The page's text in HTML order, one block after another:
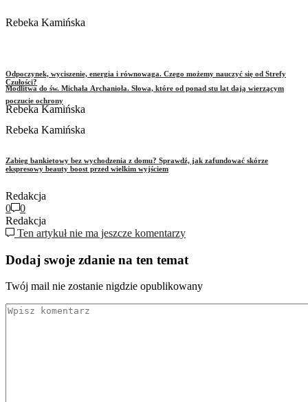
Modlitwa do św. Michała Archanioła. Słowa, które od ponad stu lat dają wierzącym
poczucie ochrony
Rebeka Kamińska
Rebeka Kamińska
Odpoczynek, wyciszenie, energia i równowaga. Czego możemy nauczyć się od Strefy
Czułości?
Rebeka Kamińska
Zabieg bankietowy bez wychodzenia z domu? Sprawdź, jak zafundować skórze
ekspresowy beauty boost przed wielkim wyjściem
Redakcja
0
0
Redakcja
Ten artykuł nie ma jeszcze komentarzy
Dodaj swoje zdanie na ten temat
Twój mail nie zostanie nigdzie opublikowany